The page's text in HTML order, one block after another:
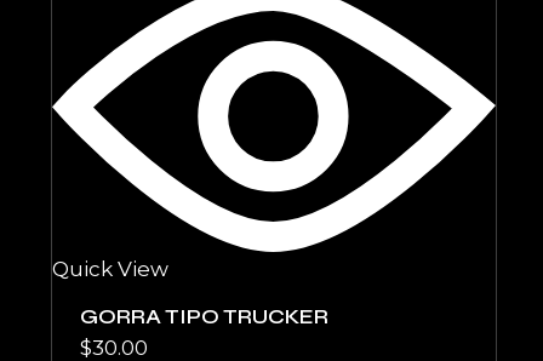
Quick View
GORRA TIPO TRUCKER
$30.00